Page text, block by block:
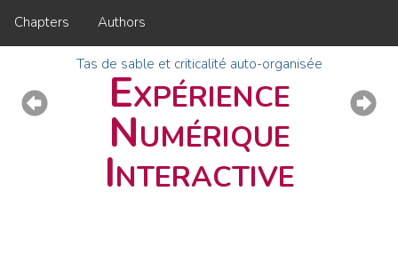
Chapters Authors
Tas de sable et criticalité auto-organisée
Expérience
Numérique
Interactive